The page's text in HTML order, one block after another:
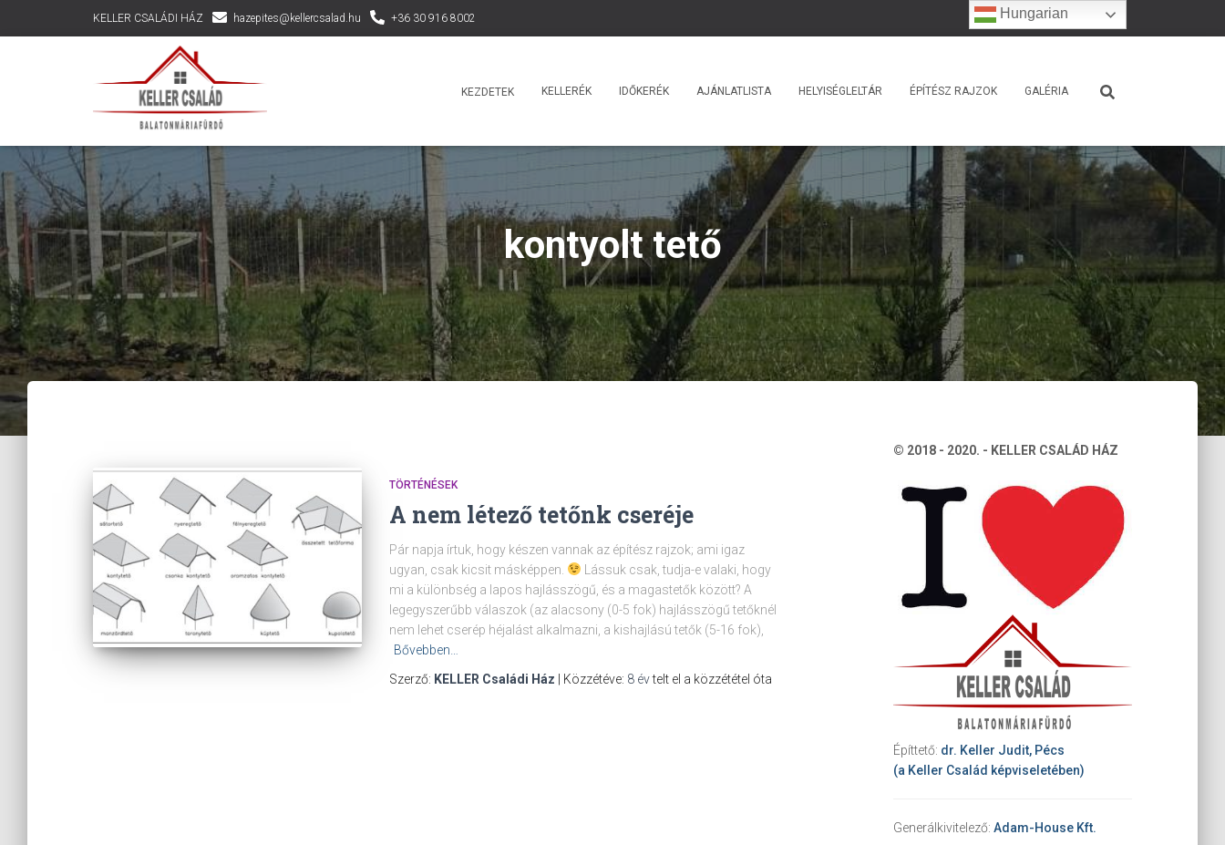
KELLER CSALÁDI HÁZ hazepites@kellercsalad.hu +36 30 916 8002
KEZDETEK KELLERÉK IDŐKERÉK AJÁNLATLISTA HELYISÉGLELTÁR ÉPÍTÉSZ RAJZOK GALÉRIA
kontyolt tető
TÖRTÉNÉSEK
A nem létező tetőnk cseréje
Pár napja írtuk, hogy készen vannak az építész rajzok; ami igaz
ugyan, csak kicsit másképpen.
Lássuk csak, tudja-e valaki, hogy
mi a különbség a lapos hajlásszögű, és a magastetők között? A
legegyszerűbb válaszok (az alacsony (0-5 fok) hajlásszögű tetőknél
nem lehet cserép héjalást alkalmazni, a kishajlású tetők (5-16 fok),
Bővebben…
Szerző: KELLER Családi Ház | Közzétéve: 8 évtelt el a közzététel óta
© 2018 - 2020. - KELLER CSALÁD HÁZ
Építtető: dr. Keller Judit, Pécs
(a Keller Család képviseletében)
Generálkivitelező: Adam-House Kft.
Hungarian